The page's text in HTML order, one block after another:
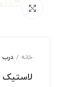
خانه درب